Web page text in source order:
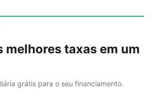
melhores taxas em um
grátis para o seu financiamento.